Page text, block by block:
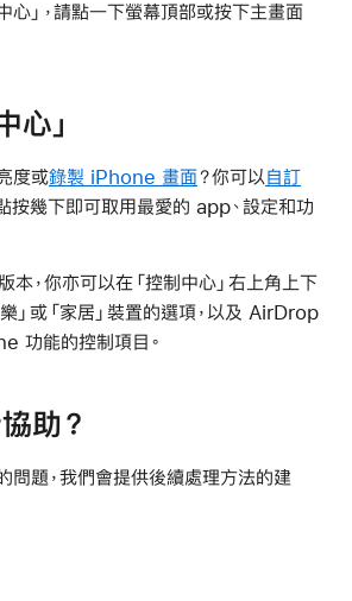
心」，請點一下螢幕頂部或按下主畫面
心」
度或錄製 iPhone 畫面？你可以自訂
按幾下即可取用最愛的 app、設定和功
，你亦可以在「控制中心」右上角上下
」或「家居」裝置的選項，以及 AirDrop
功能的控制項目。
助？
問題，我們會提供後續處理方法的建